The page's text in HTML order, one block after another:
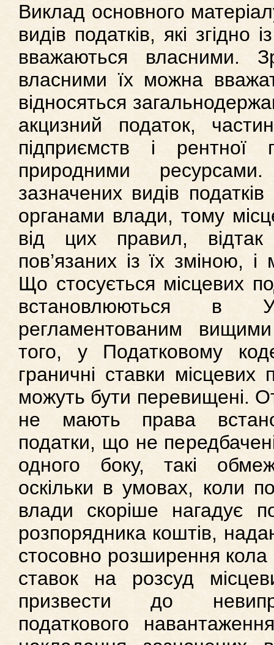
Виклад основного
видів податків, які згідно
вважаються власними.
власними їх можна
відносяться
акцизний податок,
підприємств і рентної
природними
зазначених видів
органами влади, тому
від цих правил,
пов’язаних із їх зміною,
Що стосується місцевих
встановлюються в
регламентованим
того, у Податковому
граничні ставки місцевих
можуть бути перевищені.
не мають права
податки, що не
одного боку, такі
оскільки в умовах, коли
влади скоріше нагадує
розпорядника коштів,
стосовно розширення кола
ставок на розсуд
призвести до
податкового